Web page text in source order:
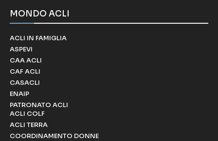
MONDO ACLI
ACLI IN FAMIGLIA
ASPEVI
CAA ACLI
CAF ACLI
CASACLI
ENAIP
PATRONATO ACLI
ACLI COLF
ACLI TERRA
COORDINAMENTO DONNE